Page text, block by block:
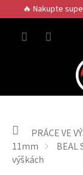
na
obsah
🔥 Nakupte
Domů
PRÁCE VE
11mm
BEAL
výškách